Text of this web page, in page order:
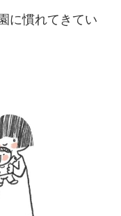
に慣れてきてい